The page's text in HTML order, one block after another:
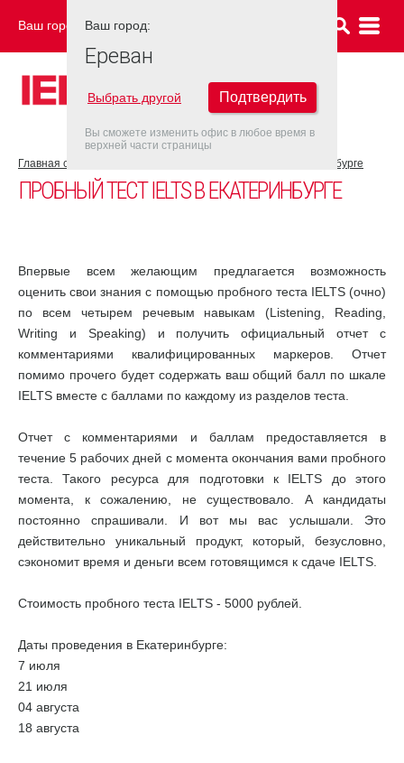
Ваш город: ЕРЕВАН
Главная страница Пробный тест IELTS в Екатеринбурге
ПРОБНЫЙ ТЕСТ IELTS В ЕКАТЕРИНБУРГЕ
Впервые всем желающим предлагается возможность
оценить свои знания с помощью пробного теста IELTS (очно)
по всем четырем речевым навыкам (Listening, Reading,
Writing и Speaking) и получить официальный отчет с
комментариями квалифицированных маркеров. Отчет
помимо прочего будет содержать ваш общий балл по шкале
IELTS вместе с баллами по каждому из разделов теста.
Отчет с комментариями и баллам предоставляется в
течение 5 рабочих дней с момента окончания вами пробного
теста. Такого ресурса для подготовки к IELTS до этого
момента, к сожалению, не существовало. А кандидаты
постоянно спрашивали. И вот мы вас услышали. Это
действительно уникальный продукт, который, безусловно,
сэкономит время и деньги всем готовящимся к сдаче IELTS.
Стоимость пробного теста IELTS - 5000 рублей.
Даты проведения в Екатеринбурге:
7 июля
21 июля
04 августа
18 августа
Ваш город:
Ереван
Выбрать другой Подтвердить
Вы сможете изменить офис в любое время в
верхней части страницы